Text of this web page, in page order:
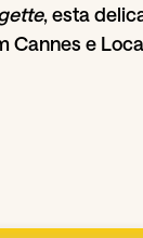
, esta
Cannes e